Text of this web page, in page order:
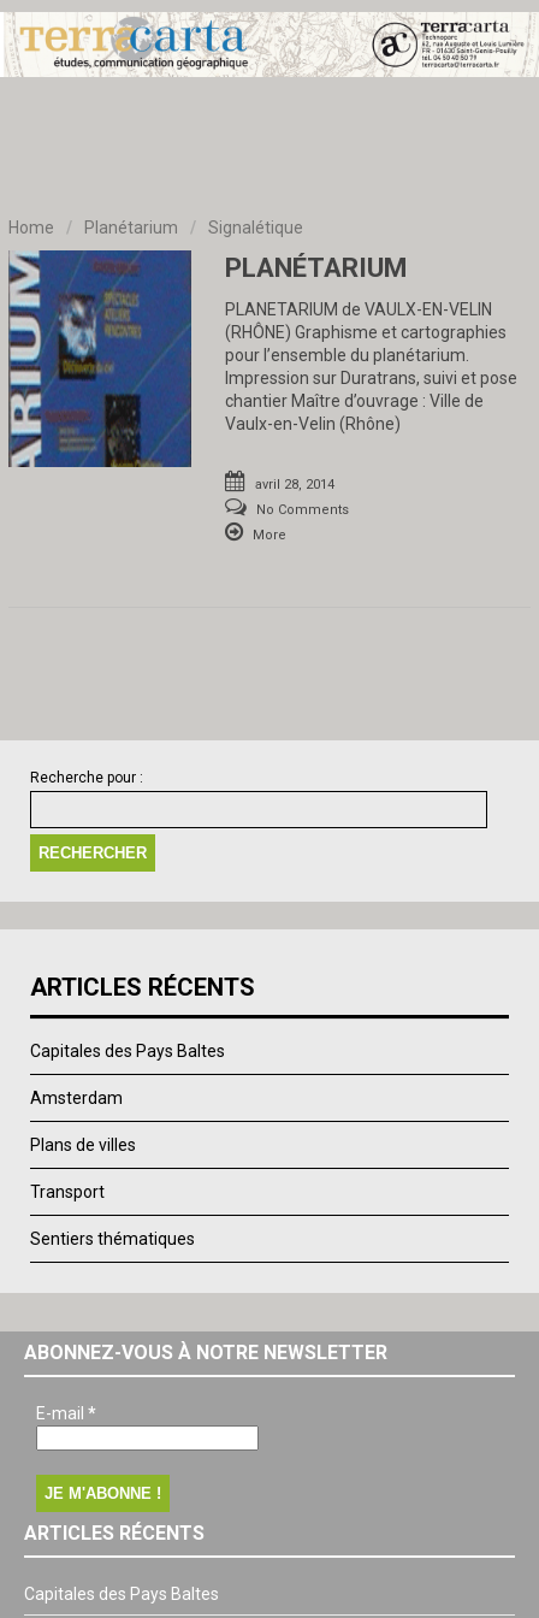
Home / Planétarium / Signalétique
PLANÉTARIUM
PLANETARIUM de VAULX-EN-VELIN
(RHÔNE) Graphisme et cartographies
pour l’ensemble du planétarium.
Impression sur Duratrans, suivi et pose
chantier Maître d’ouvrage : Ville de
Vaulx-en-Velin (Rhône)
avril 28, 2014
No Comments
More
Recherche pour :
ARTICLES RÉCENTS
Capitales des Pays Baltes
Amsterdam
Plans de villes
Transport
Sentiers thématiques
ABONNEZ-VOUS À NOTRE NEWSLETTER
E-mail *
ARTICLES RÉCENTS
Capitales des Pays Baltes